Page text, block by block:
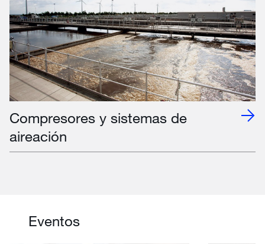
Compresores y sistemas de
aireación
Eventos